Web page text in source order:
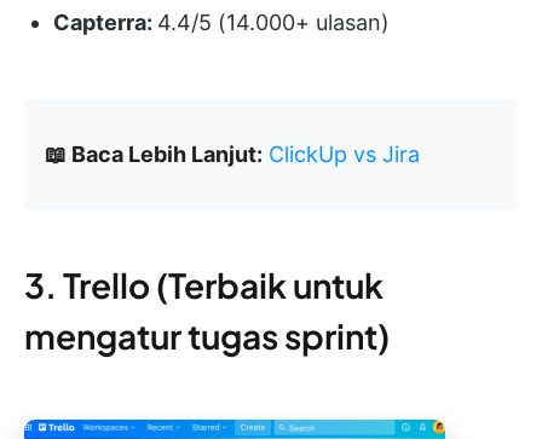
Capterra: 4.4/5 (14.000+ ulasan)
📖 Baca Lebih Lanjut: ClickUp vs Jira
3. Trello (Terbaik untuk
mengatur tugas sprint)